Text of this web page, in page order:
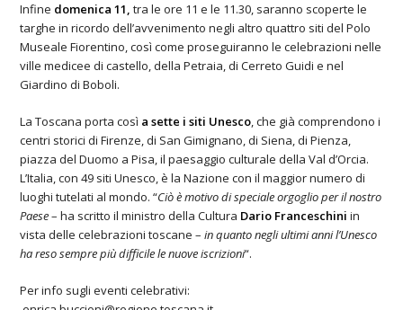
Infine domenica 11, tra le ore 11 e le 11.30, saranno scoperte le
targhe in ricordo dell’avvenimento negli altro quattro siti del Polo
Museale Fiorentino, così come proseguiranno le celebrazioni nelle
ville medicee di castello, della Petraia, di Cerreto Guidi e nel
Giardino di Boboli.
La Toscana porta così a sette i siti Unesco, che già comprendono i
centri storici di Firenze, di San Gimignano, di Siena, di Pienza,
piazza del Duomo a Pisa, il paesaggio culturale della Val d’Orcia.
L’Italia, con 49 siti Unesco, è la Nazione con il maggior numero di
luoghi tutelati al mondo. “Ciò è motivo di speciale orgoglio per il nostro
Paese– ha scritto il ministro della Cultura Dario Franceschini in
vista delle celebrazioni toscane –in quanto negli ultimi anni l’Unesco
ha reso sempre più difficile le nuove iscrizioni“.
Per info sugli eventi celebrativi: